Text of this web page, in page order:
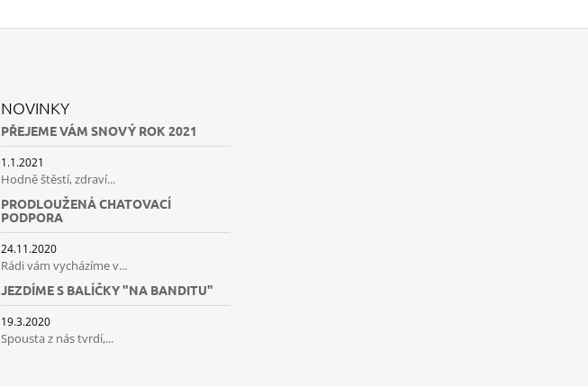
NOVINKY
PŘEJEME VÁM SNOVÝ ROK 2021
1.1.2021
Hodně štěstí, zdraví...
PRODLOUŽENÁ CHATOVACÍ
PODPORA
24.11.2020
Rádi vám vycházíme v...
JEZDÍME S BALÍČKY "NA BANDITU"
19.3.2020
Spousta z nás tvrdí,...